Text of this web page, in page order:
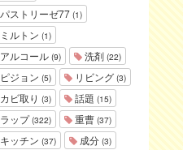
パストリーゼ77 (1)
ミルトン (1)
アルコール (9) 洗剤 (22)
ピジョン (5) リビング (3)
カビ取り (3) 話題 (15)
ラップ(322) 重曹 (37)
キッチン (37) 成分 (3)